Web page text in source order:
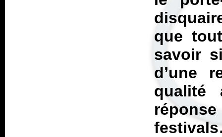
que
savoir
d’une
qualité